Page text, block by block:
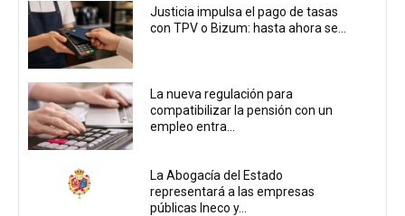
Justicia impulsa el pago de tasas
con TPV o Bizum: hasta ahora se...
La nueva regulación para
compatibilizar la pensión con un
empleo entra...
La Abogacía del Estado
representará a las empresas
públicas Ineco y...